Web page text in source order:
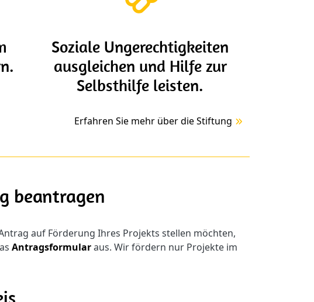
Soziale Ungerechtigkeiten
ausgleichen und Hilfe zur
Selbsthilfe leisten.
Erfahren Sie mehr über die Stiftung
beantragen
auf Förderung Ihres Projekts stellen möchten,
Antragsformularaus. Wir fördern nur Projekte im